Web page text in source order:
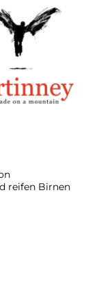
reifen Birnen